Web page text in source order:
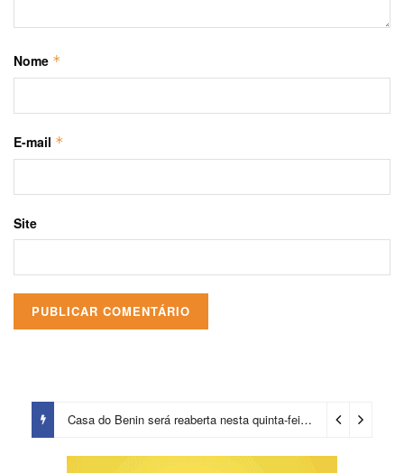
Nome *
E-mail *
Site
Casa do Benin será reaberta nesta quinta-feira (6) 3 dias ago